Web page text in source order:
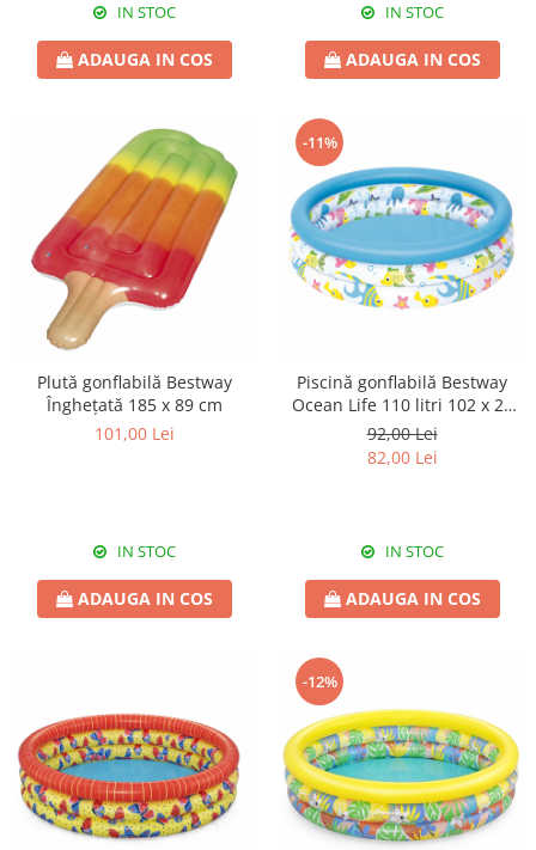
IN STOC
ADAUGA IN COS
IN STOC
ADAUGA IN COS
Plută gonflabilă Bestway
Înghețată 185 x 89 cm
101,00 Lei
IN STOC
ADAUGA IN COS
-11%
Piscină gonflabilă Bestway
Ocean Life 110 litri 102 x 25
cm
92,00 Lei
82,00 Lei
IN STOC
ADAUGA IN COS
-12%